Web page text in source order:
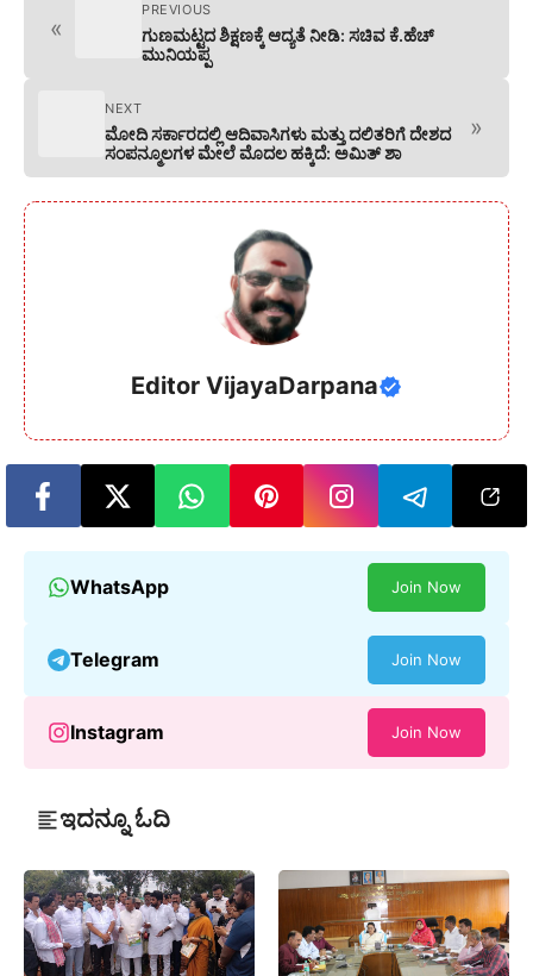
«
PREVIOUS
ಗುಣಮಟ್ಟದ ಶಿಕ್ಷಣಕ್ಕೆ ಆದ್ಯತೆ ನೀಡಿ: ಸಚಿವ ಕೆ.ಹೆಚ್
ಮುನಿಯಪ್ಪ
NEXT
ಮೋದಿ ಸರ್ಕಾರದಲ್ಲಿ ಆದಿವಾಸಿಗಳು ಮತ್ತು ದಲಿತರಿಗೆ ದೇಶದ
ಸಂಪನ್ಮೂಲಗಳ ಮೇಲೆ ಮೊದಲ ಹಕ್ಕಿದೆ: ಅಮಿತ್ ಶಾ
»
Editor VijayaDarpana
WhatsApp Join Now
Telegram Join Now
Instagram Join Now
ಇದನ್ನೂ ಓದಿ